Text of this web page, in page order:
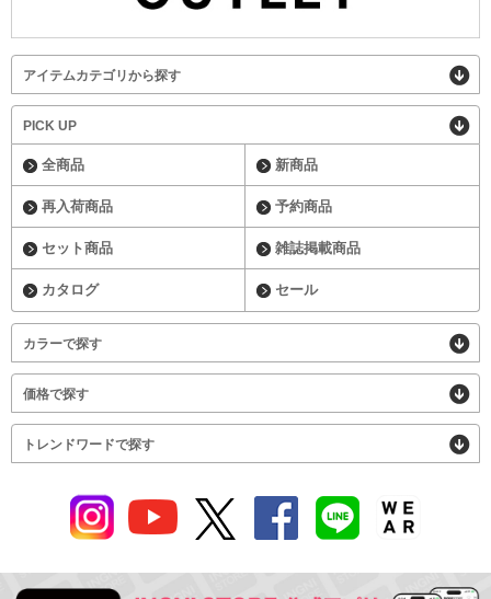
アイテムカテゴリから探す
PICK UP
全商品 新商品
再入荷商品 予約商品
セット商品 雑誌掲載商品
カタログ セール
カラーで探す
価格で探す
トレンドワードで探す